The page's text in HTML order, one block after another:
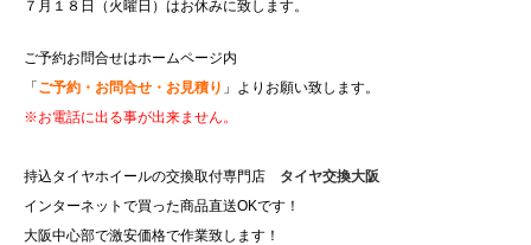
７月１８日（火曜日）はお休みに致します。
ご予約お問合せはホームページ内
「ご予約・お問合せ・お見積り 」よりお願い致します。
※お電話に出る事が出来ません。
持込タイヤホイールの交換取付専門店 タイヤ交換大阪
インターネットで買った商品直送OKです！
大阪中心部で激安価格で作業致します！